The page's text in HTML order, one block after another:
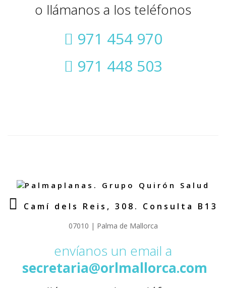
o llámanos a los teléfonos
971 454 970
971 448 503
Camí dels Reis, 308. Consulta B13
07010 | Palma de Mallorca
envíanos un email a
secretaria@orlmallorca.com